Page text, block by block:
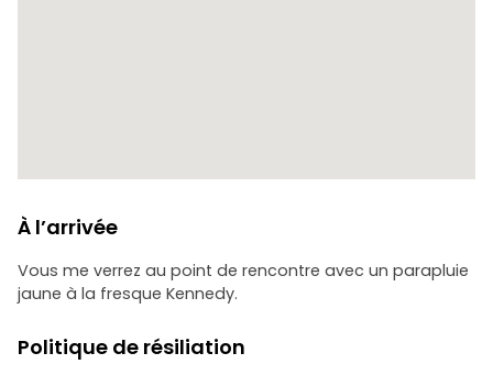
À l’arrivée
Vous me verrez au point de rencontre avec un parapluie
jaune à la fresque Kennedy.
Politique de résiliation